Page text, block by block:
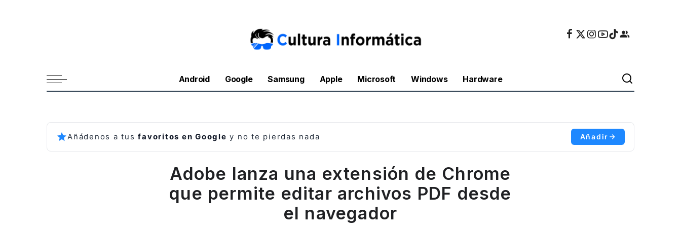
Android Google Samsung Apple Microsoft Windows Hardware
Añádenos a tusfavoritos en Google y no te pierdas nada Añadir
Adobe lanza una extensión de Chrome
que permite editar archivos PDF desde
el navegador